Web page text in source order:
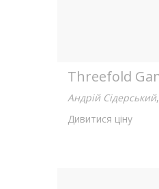
Андрій Сідерський,
Дивитися ціну